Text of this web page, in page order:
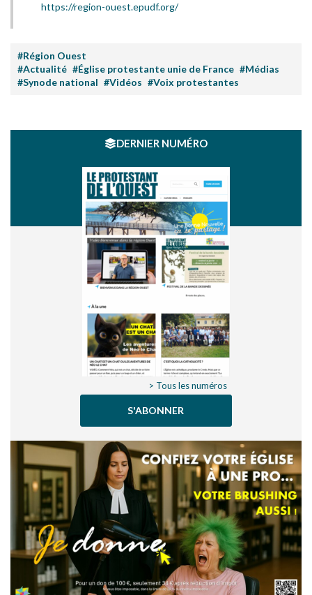
https://region-ouest.epudf.org/
#Région Ouest
#Actualité #Église protestante unie de France #Médias
#Synode national #Vidéos #Voix protestantes
DERNIER NUMÉRO
> Tous les numéros
S'ABONNER